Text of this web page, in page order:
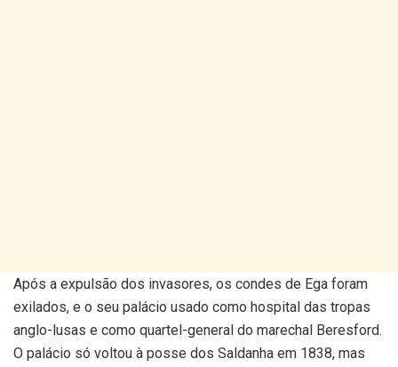
Após a expulsão dos invasores, os condes de Ega foram
exilados, e o seu palácio usado como hospital das tropas
anglo-lusas e como quartel-general do marechal Beresford.
O palácio só voltou à posse dos Saldanha em 1838, mas